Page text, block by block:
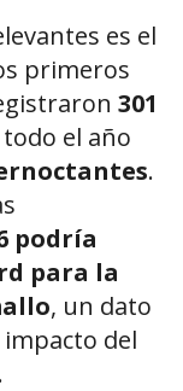
es el
primeros
301
el año
.
podría
para la
, un dato
del